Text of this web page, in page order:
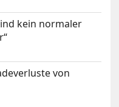
kein normaler
von